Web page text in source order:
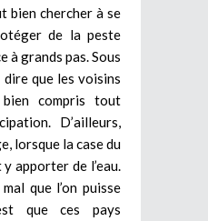
bien chercher à se
de la peste
à grands pas. Sous
que les voisins
compris tout
D’ailleurs,
lorsque la case du
apporter de l’eau.
que l’on puisse
que ces pays